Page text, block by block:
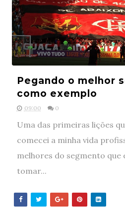
Pegando o melhor
como exemplo
09:00 0
Uma das primeiras lições
comecei a minha vida
melhores do segmento que
tomar...